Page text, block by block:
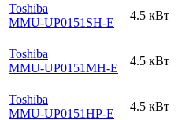
Toshiba
MMU-UP0151SH-E
4.5 кВт
Toshiba
MMU-UP0151MH-E
4.5 кВт
Toshiba
MMU-UP0151HP-E
4.5 кВт